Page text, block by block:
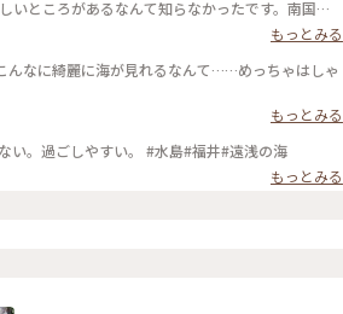
バ
もっとみる
んなに綺麗に海が見れるなんて……めっちゃはしゃ
もっとみる
海水浴のためだけの島(*'▽'*) 小さい。けど、海水浴の人しかいない。過ごしやすい。 #水島#福井#遠浅の海
もっとみる